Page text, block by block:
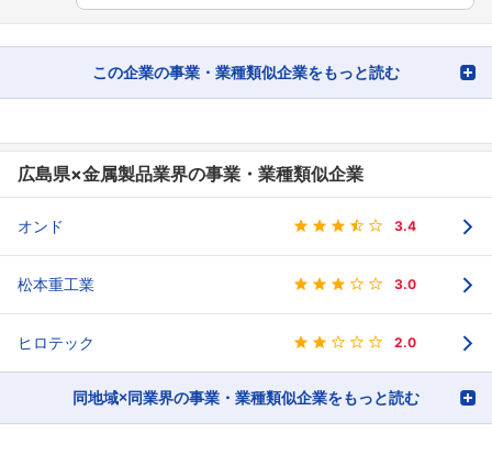
この企業の事業・業種類似企業をもっと読む
広島県×金属製品業界の事業・業種類似企業
オンド 3.4
松本重工業 3.0
ヒロテック 2.0
同地域×同業界の事業・業種類似企業をもっと読む